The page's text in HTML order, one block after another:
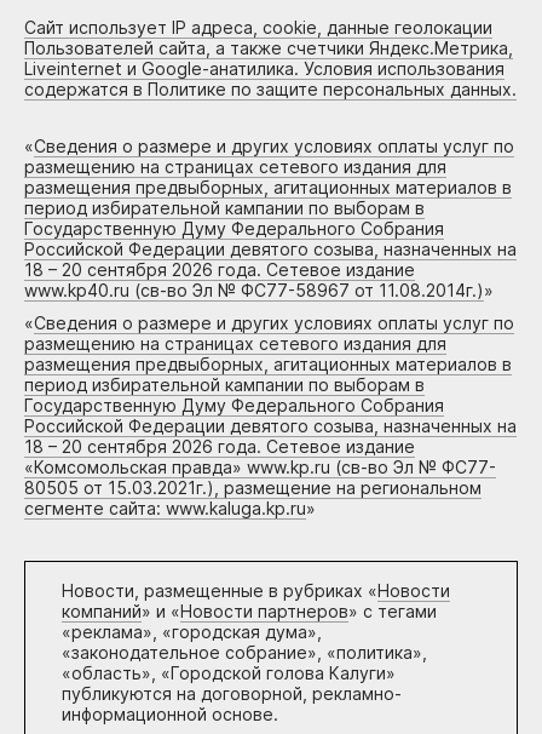
Сайт использует IP адреса, cookie, данные геолокации
Пользователей сайта, а также счетчики Яндекс.Метрика,
Liveinternet и Google-анатилика. Условия использования
содержатся в Политике по защите персональных данных.
«Сведения о размере и других условиях оплаты услуг по
размещению на страницах сетевого издания для
размещения предвыборных, агитационных материалов в
период избирательной кампании по выборам в
Государственную Думу Федерального Собрания
Российской Федерации девятого созыва, назначенных на
18 – 20 сентября 2026 года. Сетевое издание
www.kp40.ru (св-во Эл № ФС77-58967 от 11.08.2014г.)»
«Сведения о размере и других условиях оплаты услуг по
размещению на страницах сетевого издания для
размещения предвыборных, агитационных материалов в
период избирательной кампании по выборам в
Государственную Думу Федерального Собрания
Российской Федерации девятого созыва, назначенных на
18 – 20 сентября 2026 года. Сетевое издание
«Комсомольская правда» www.kp.ru (св-во Эл № ФС77-
80505 от 15.03.2021г.), размещение на региональном
сегменте сайта: www.kaluga.kp.ru»
Новости, размещенные в рубриках «Новости
компаний» и «Новости партнеров» с тегами
«реклама», «городская дума»,
«законодательное собрание», «политика»,
«область», «Городской голова Калуги»
публикуются на договорной, рекламно-
информационной основе.